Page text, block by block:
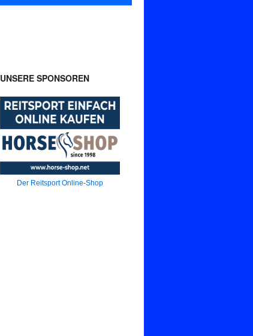
UNSERE SPONSOREN
Der Reitsport Online-Shop